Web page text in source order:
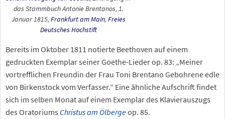
das Stammbuch Antonie Brentanos, 1.
Januar 1815, Frankfurt am Main, Freies
Deutsches Hochstift
Bereits im Oktober 1811 notierte Beethoven auf einem
gedruckten Exemplar seiner Goethe-Lieder op. 83: „Meiner
vortrefflichen Freundin der Frau Toni Brentano Gebohrene edle
von Birkenstock vom Verfasser.“ Eine ähnliche Aufschrift findet
sich im selben Monat auf einem Exemplar des Klavierauszugs
des Oratoriums Christus am Ölbergeop. 85.